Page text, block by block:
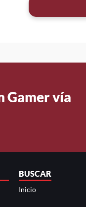
Gamer vía
BUSCAR
Inicio